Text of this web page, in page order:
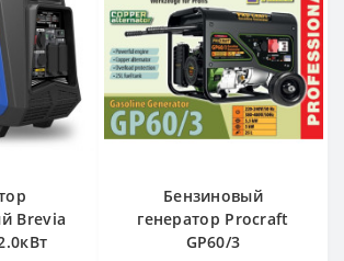
Brevia
Бензиновый
генератор Procraft
GP60/3